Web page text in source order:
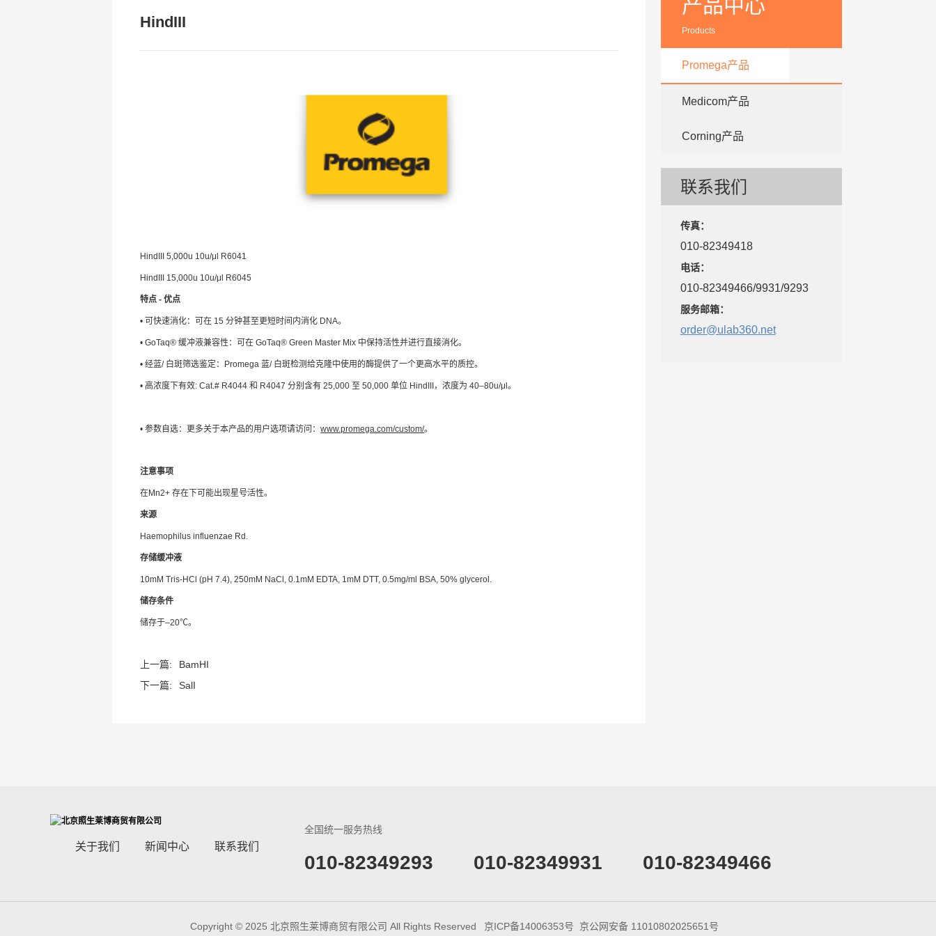
HindIII
HindIII 5,000u 10u/μl R6041
HindIII 15,000u 10u/μl R6045
特点 - 优点
• 可快速消化：可在 15 分钟甚至更短时间内消化 DNA。
• GoTaq® 缓冲液兼容性：可在 GoTaq® Green Master Mix 中保持活性并进行直接消化。
• 经蓝/ 白斑筛选鉴定：Promega 蓝/ 白斑检测给克隆中使用的酶提供了一个更高水平的质控。
• 高浓度下有效: Cat.# R4044 和 R4047 分别含有 25,000 至 50,000 单位 HindIII，浓度为 40–80u/μl。
• 参数自选：更多关于本产品的用户选项请访问：www.promega.com/custom/。
注意事项
在Mn2+ 存在下可能出现星号活性。
来源
Haemophilus influenzae Rd.
存储缓冲液
10mM Tris-HCl (pH 7.4), 250mM NaCl, 0.1mM EDTA, 1mM DTT, 0.5mg/ml BSA, 50% glycerol.
储存条件
储存于–20℃。
上一篇:
BamHI
下一篇:
SalI
产品中心
Products
Promega产品
Medicom产品
Corning产品
联系我们
传真：
010-82349418
电话：
010-82349466/9931/9293
服务邮箱：
order@ulab360.net
关于我们 新闻中心 联系我们
全国统一服务热线
​010-82349293 010-82349931 010-82349466
Copyright © 2025 北京照生莱博商贸有限公司 All Rights Reserved 京ICP备14006353号 京公网安备 11010802025651号